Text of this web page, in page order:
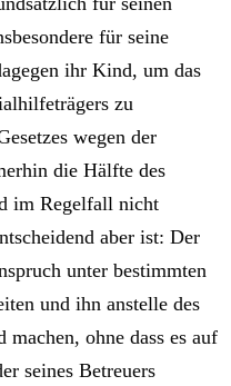
für seine
ihr Kind, um das
zu
wegen der
die Hälfte des
im Regelfall nicht
aber ist: Der
unter bestimmten
und ihn anstelle des
ohne dass es auf
seines Betreuers